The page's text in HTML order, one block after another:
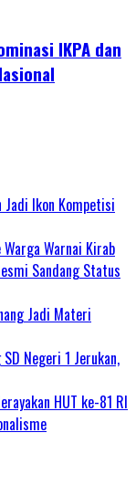
IKPA dan
Jadi Ikon Kompetisi
Warnai Kirab
Sandang Status
Jadi Materi
Negeri 1 Jerukan,
HUT ke-81 RI